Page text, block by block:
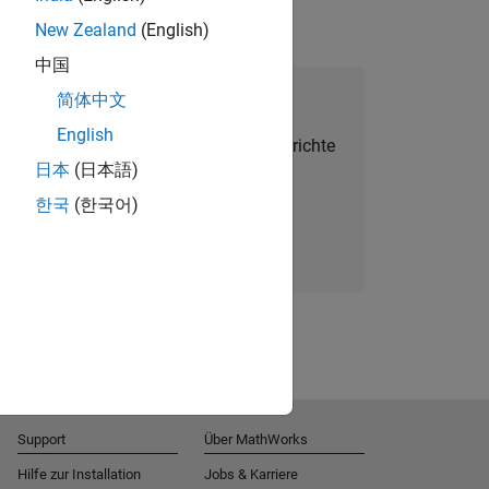
Network beitreten
personalisierte Stellenangebote, Berichte
und Unternehmensneuigkeiten.
New Zealand (English)
中国
简体中文
English
日本 (日本語)
한국 (한국어)
Support
Hilfe zur Installation
Über MathWorks
Jobs & Karriere